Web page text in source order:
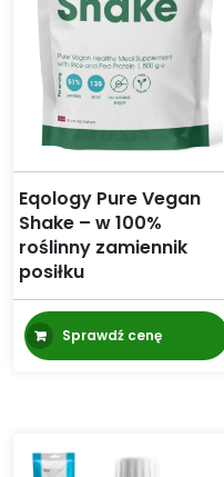
Eqology Pure Vegan
Shake – w 100%
roślinny zamiennik
posiłku
Sprawdź cenę